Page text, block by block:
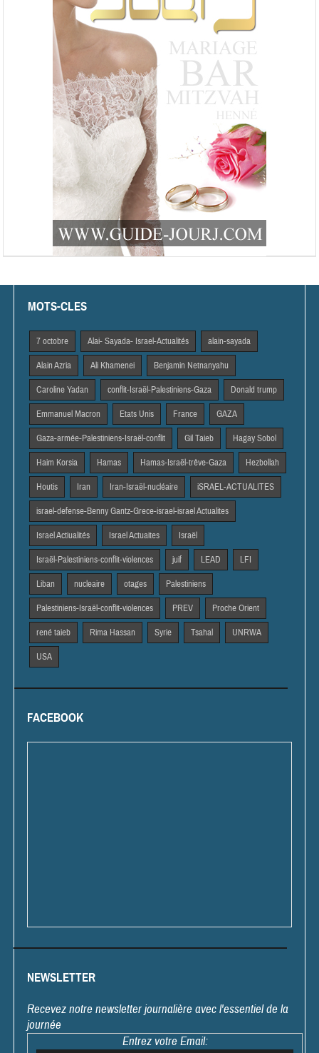
MOTS-CLES
7 octobre Alai- Sayada- Israel-Actualités alain-sayada
Alain Azria Ali Khamenei Benjamin Netnanyahu
Caroline Yadan conflit-Israël-Palestiniens-Gaza Donald trump
Emmanuel Macron Etats Unis France GAZA
Gaza-armée-Palestiniens-Israël-conflit Gil Taieb Hagay Sobol
Haim Korsia Hamas Hamas-Israël-trêve-Gaza Hezbollah
Houtis Iran Iran-Israël-nucléaire iSRAEL-ACTUALITES
israel-defense-Benny Gantz-Grece-israel-israel Actualites
Israel Actiualités Israel Actuaites Israël
Israël-Palestiniens-conflit-violences juif LEAD LFI
Liban nucleaire otages Palestiniens
Palestiniens-Israël-conflit-violences PREV Proche Orient
rené taieb Rima Hassan Syrie Tsahal UNRWA
USA
FACEBOOK
NEWSLETTER
Recevez notre newsletter journalière avec l'essentiel de la
journée
Entrez votre Email: